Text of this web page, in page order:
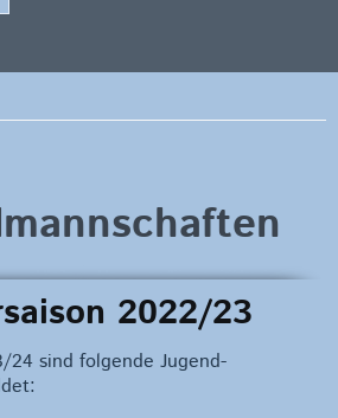
2022/23
sind folgende Jugend-